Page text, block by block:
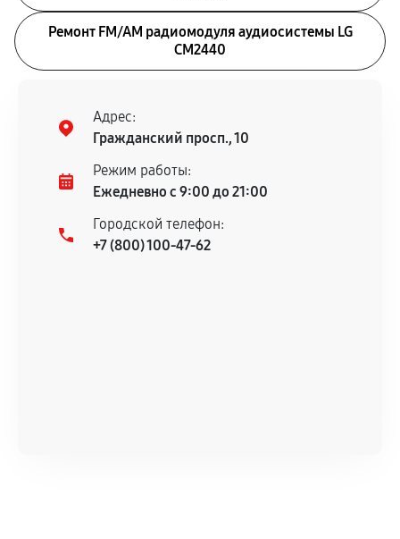
Ремонт FM/AM радиомодуля аудиосистемы LG
CM2440
Адрес:
Гражданский просп., 10
Режим работы:
Ежедневно с 9:00 до 21:00
Городской телефон:
+7 (800) 100-47-62